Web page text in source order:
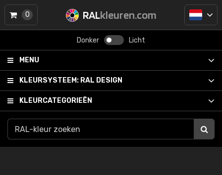
RALkleuren.com
Donker Licht
MENU
KLEURSYSTEEM: RAL DESIGN
KLEURCATEGORIEËN
0